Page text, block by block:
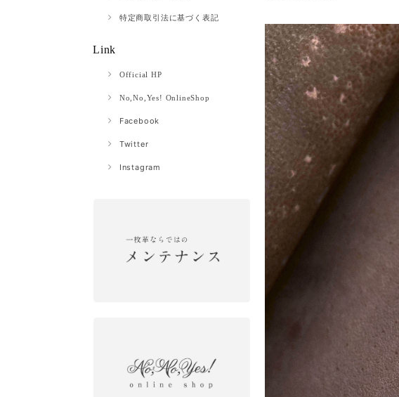
特定商取引法に基づく表記
Link
Official HP
No,No,Yes! OnlineShop
Facebook
Twitter
Instagram